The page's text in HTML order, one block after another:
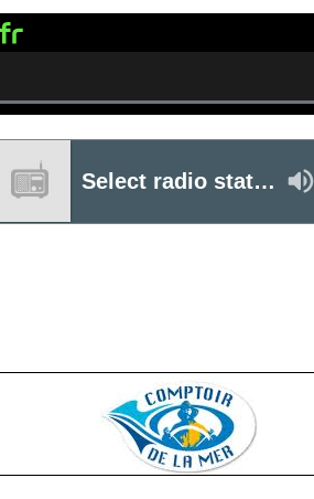
Select radio station